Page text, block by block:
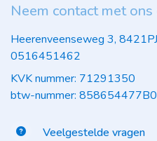
Neem contact met ons
Heerenveenseweg 3,
0516451462
KVK nummer: 71291350
btw-nummer:
Veelgestelde vragen